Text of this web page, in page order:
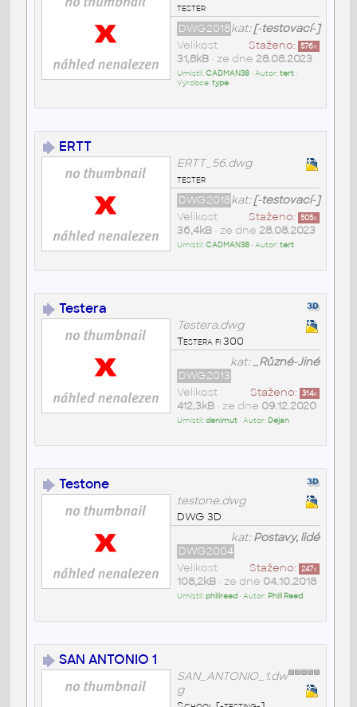
tester
kat:[-testovací-]
DWG2018
Staženo: 576x
Velikost
31,8kB• ze dne 28.08.2023
Umístil:CADMAN38• Autor:tert•
Výrobce:type
ERTT
ERTT_56.dwg
tester
kat:[-testovací-]
DWG2018
Staženo: 505x
Velikost
36,4kB• ze dne 28.08.2023
Umístil:CADMAN38• Autor:tert
Testera
Testera.dwg
Testera fi 300
kat:_Různé-Jiné
DWG2013
Staženo: 314x
Velikost
412,3kB• ze dne 09.12.2020
Umístil:denimut• Autor: Dejan
Testone
testone.dwg
DWG 3D
kat:Postavy, lidé
DWG2004
Staženo: 247x
Velikost
108,2kB• ze dne 04.10.2018
Umístil:phillreed • Autor: Phill Reed
SAN ANTONIO 1
SAN_ANTONIO_1.dw
g